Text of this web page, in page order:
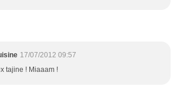
17/07/2012 09:57
tajine ! Miaaam !